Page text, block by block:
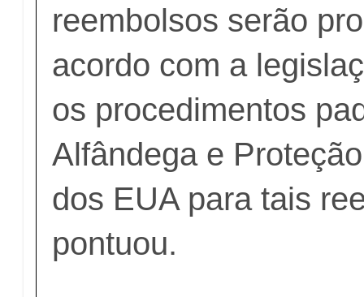
reembolsos serão
acordo com a
os procedimentos
Alfândega e
dos EUA para tais
pontuou.